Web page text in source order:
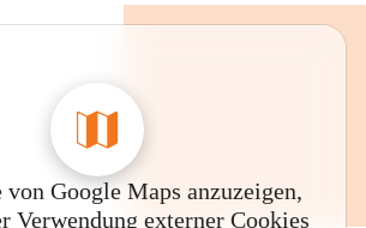
Google Maps anzuzeigen,
Verwendung externer Cookies